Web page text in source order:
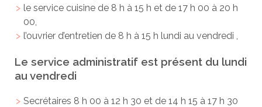
le service cuisine de 8 h à 15 h et de 17 h 00 à 20 h
00,
l’ouvrier d’entretien de 8 h à 15 h lundi au vendredi ,
Le service administratif est présent du lundi
au vendredi
Secrétaires 8 h 00 à 12 h 30 et de 14 h 15 à 17 h 30